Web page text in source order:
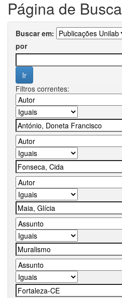
Página de Busca
Buscar em:
por
Filtros correntes: